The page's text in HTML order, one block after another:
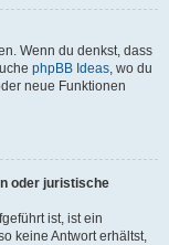
Wenn du denkst, dass
phpBB Ideas, wo du
neue Funktionen
oder juristische
ist, ist ein
keine Antwort erhältst,